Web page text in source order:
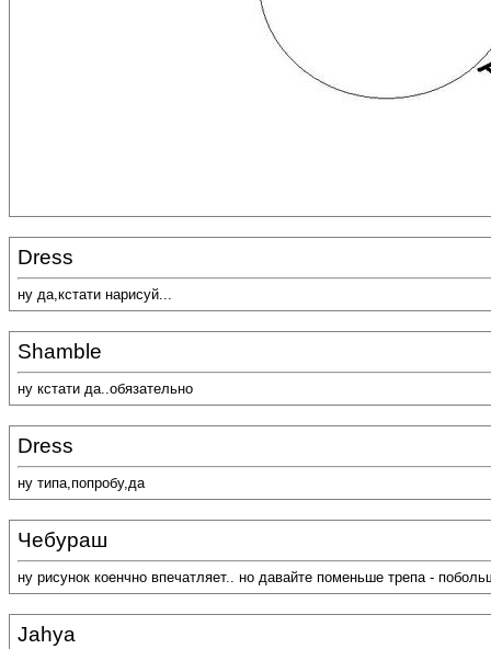
Dress
ну да,кстати нарисуй...
Shamble
ну кстати да..обязательно
Dress
ну типа,попробу,да
Чебураш
ну рисунок коенчно впечатляет.. но давайте поменьше трепа -
Jahya